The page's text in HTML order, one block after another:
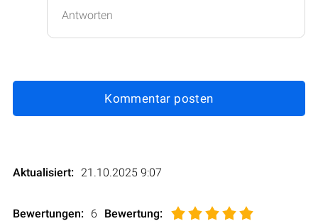
Antworten
Kommentar posten
Aktualisiert: 21.10.2025 9:07
Bewertungen: 6 Bewertung: